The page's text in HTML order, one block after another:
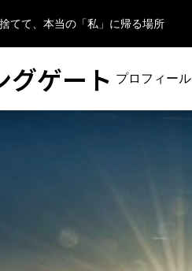
てて、本当の「私」に帰る場所
グゲート プロフィール